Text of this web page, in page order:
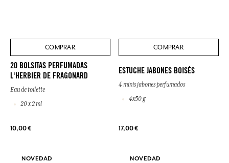
COMPRAR
20 BOLSITAS PERFUMADAS
L'HERBIER DE FRAGONARD
Eau de toilette
20 x 2 ml
10,00 €
COMPRAR
ESTUCHE JABONES BOISÉS
4 minis jabones perfumados
4x50 g
17,00 €
NOVEDAD NOVEDAD